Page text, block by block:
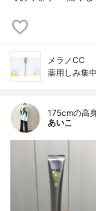
メラノCC
薬用しみ集
175cmの高
あいこ